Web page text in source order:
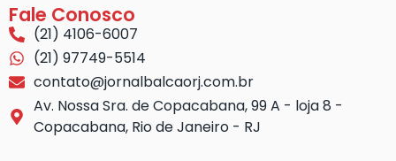
Fale Conosco
(21) 4106-6007
(21) 97749-5514
contato@jornalbalcaorj.com.br
Av. Nossa Sra. de Copacabana, 99 A - loja 8 -
Copacabana, Rio de Janeiro - RJ